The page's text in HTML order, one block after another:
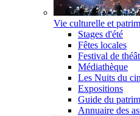
Vie culturelle et
Stages d'été
Fêtes locales
Festival de
Médiathèque
Les Nuits du
Expositions
Guide du
Annuaire des